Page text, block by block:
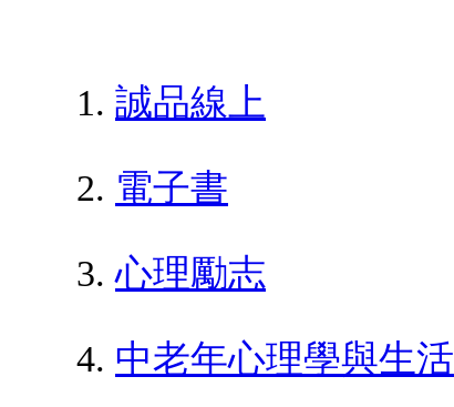
誠品線上
電子書
心理勵志
中老年心理學與生活